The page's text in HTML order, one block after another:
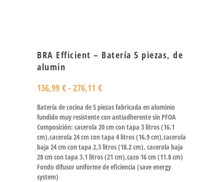
BRA Efficient – Batería 5 piezas, de
alumin
136,99 €- 276,11 €
Batería de cocina de 5 piezas fabricada en aluminio
fundido muy resistente con antiadherente sin PFOA
Composición: cacerola 20 cm con tapa 3 litros (16.1
cm),cacerola 24 cm con tapa 4 litros (16.9 cm),cacerola
baja 24 cm con tapa 2.3 litros (18.2 cm), cacerola baja
28 cm con tapa 3.1 litros (21 cm),cazo 16 cm (11.8 cm)
Fondo difusor uniforme de eficiencia (save energy
system)